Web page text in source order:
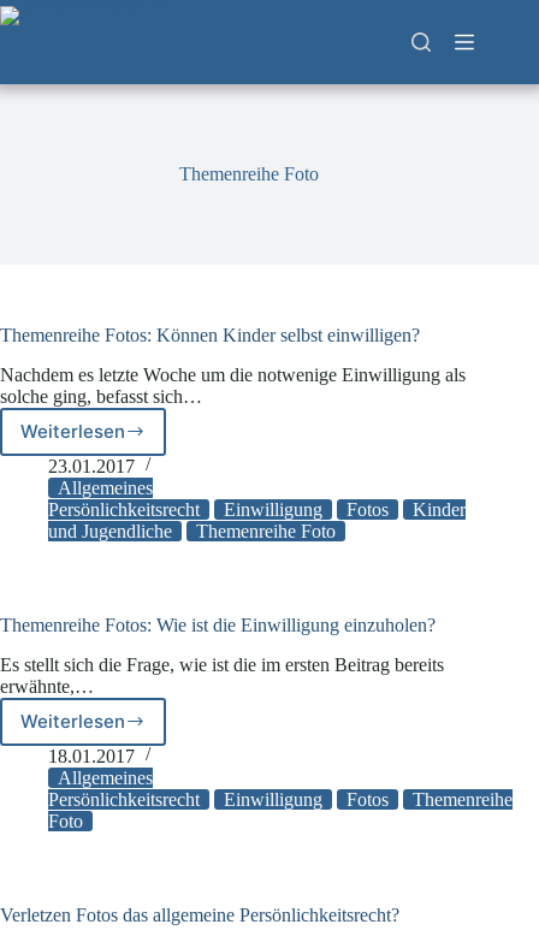
Zum
Inhalt
Themenreihe Foto
Themenreihe Fotos: Können Kinder selbst einwilligen?
Nachdem es letzte Woche um die notwenige Einwilligung als
solche ging, befasst sich…
WeiterlesenThemenreihe
Fotos:
Können
Kinder
selbst
23.01.2017
Allgemeines
Persönlichkeitsrecht
Einwilligung Fotos
Kinder
und Jugendliche
Themenreihe Foto
Themenreihe Fotos: Wie ist die Einwilligung einzuholen?
Es stellt sich die Frage, wie ist die im ersten Beitrag bereits
erwähnte,…
WeiterlesenThemenreihe
Fotos:
Wie
ist
die
18.01.2017
Allgemeines
Persönlichkeitsrecht
Einwilligung Fotos
Themenreihe
Foto
Verletzen Fotos das allgemeine Persönlichkeitsrecht?